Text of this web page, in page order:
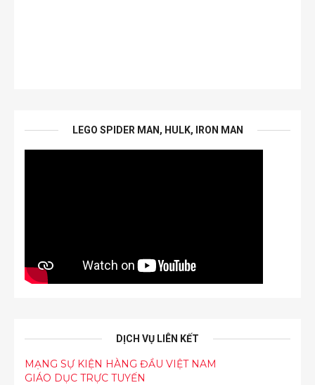
LEGO SPIDER MAN, HULK, IRON MAN
DỊCH VỤ LIÊN KẾT
MẠNG SỰ KIỆN HÀNG ĐẦU VIỆT NAM
GIÁO DỤC TRỰC TUYẾN